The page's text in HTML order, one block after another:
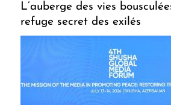
L’auberge des vies
refuge secret des exilés